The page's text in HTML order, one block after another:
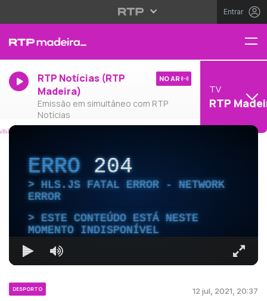
Entrar
RTP Notícias (RTP
Madeira)
Emissão em simultâneo com RTP
Notícias
NO AR
TV
RTP
ERRO204
HLS.JS FATAL ERROR - NETWORK
ERROR
ESTE CONTEÚDO ESTÁ NESTE
MOMENTO INDISPONÍVEL
DESPORTO 12 jul, 2021, 20:37